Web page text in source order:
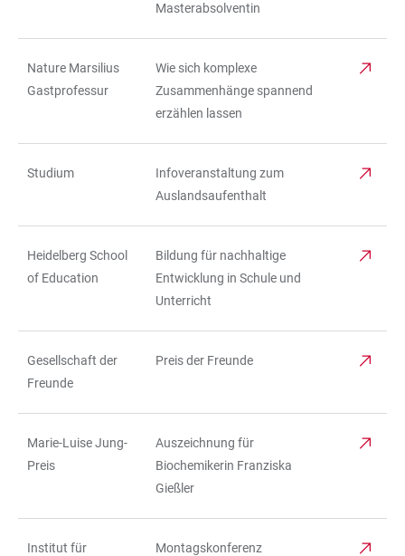
Masterabsolventin
Nature Marsilius
Gastprofessur
Wie sich komplexe
Zusammenhänge spannend
erzählen lassen
Studium
Infoveranstaltung zum
Auslandsaufenthalt
Heidelberg School
of Education
Bildung für nachhaltige
Entwicklung in Schule und
Unterricht
Gesellschaft der
Freunde
Preis der Freunde
Marie-Luise Jung-
Preis
Auszeichnung für
Biochemikerin Franziska
Gießler
Institut für
Montagskonferenz